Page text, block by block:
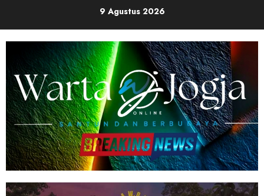
content
9 Agustus 2026